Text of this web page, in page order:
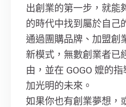
出創業的第一步，就能
的時代中找到屬於自己
通過團購品牌、加盟創
新模式，無數創業者已
由，並在 GOGO 嬤的
加光明的未來。
如果你也有創業夢想，